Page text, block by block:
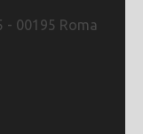
- 00195 Roma